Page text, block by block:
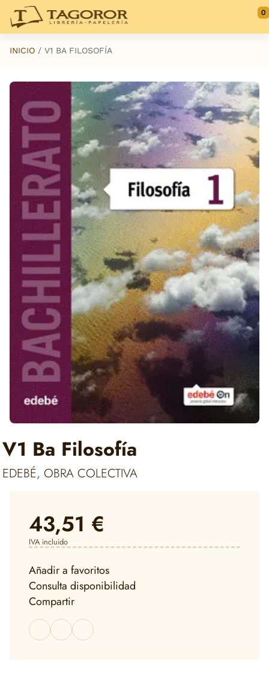
Saltar al contenido principal
0
INICIO V1 BA FILOSOFÍA
V1 Ba Filosofía
EDEBÉ, OBRA COLECTIVA
43,51 €
IVA incluido
Añadir a favoritos
Consulta disponibilidad
Compartir